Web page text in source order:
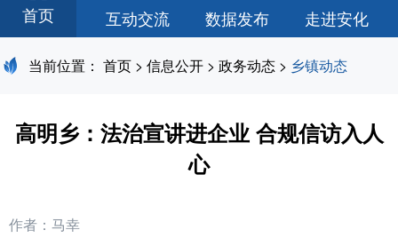
首页
互动交流
数据发布 走进安化
当前位置： 首页 > 信息公开 > 政务动态 > 乡镇动态
高明乡：法治宣讲进企业 合规信访入人
心
作者：马幸